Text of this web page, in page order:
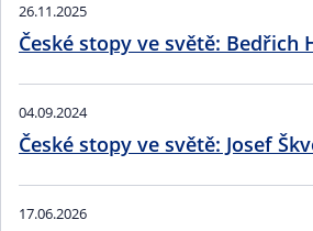
26.11.2025
České stopy ve světě: Bedřich
04.09.2024
České stopy ve světě: Josef
17.06.2026